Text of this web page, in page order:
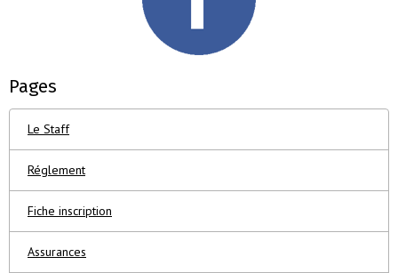
Pages
Le Staff
Réglement
Fiche inscription
Assurances